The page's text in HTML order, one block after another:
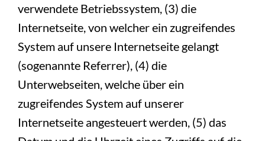
verwendete Betriebssystem, (3) die
Internetseite, von welcher ein zugreifendes
System auf unsere Internetseite gelangt
(sogenannte Referrer), (4) die
Unterwebseiten, welche über ein
zugreifendes System auf unserer
Internetseite angesteuert werden, (5) das